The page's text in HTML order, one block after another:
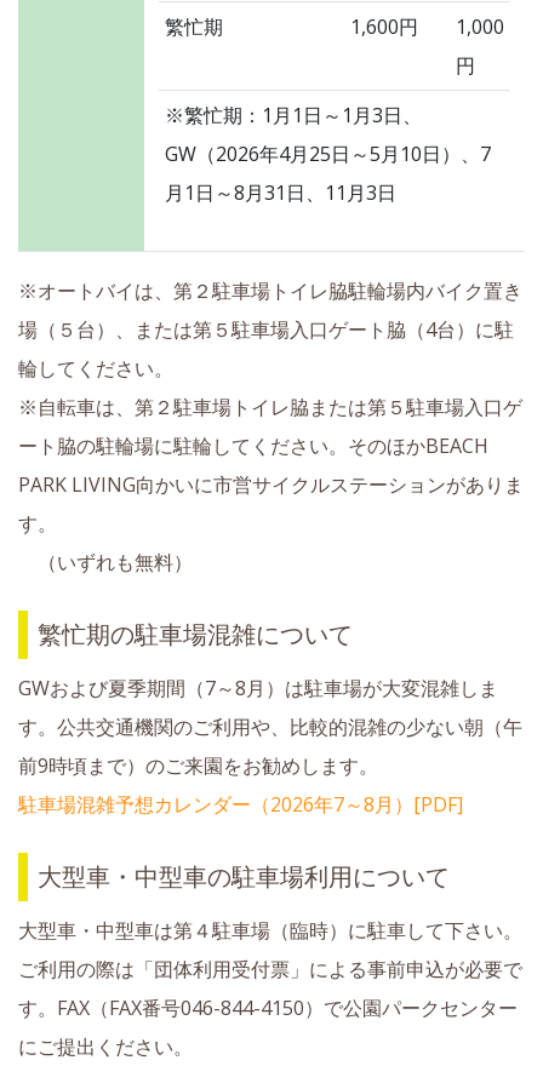
繁忙期
1,600円
1,000
円
※繁忙期：1月1日～1月3日、
GW（2026年4月25日～5月10日）、7
月1日～8月31日、11月3日
※オートバイは、第２駐車場トイレ脇駐輪場内バイク置き
場（５台）、または第５駐車場入口ゲート脇（4台）に駐
輪してください。
※自転車は、第２駐車場トイレ脇または第５駐車場入口ゲ
ート脇の駐輪場に駐輪してください。そのほかBEACH
PARK LIVING向かいに市営サイクルステーションがありま
す。
（いずれも無料）
繁忙期の駐車場混雑について
GWおよび夏季期間（7～8月）は駐車場が大変混雑しま
す。公共交通機関のご利用や、比較的混雑の少ない朝（午
前9時頃まで）のご来園をお勧めします。
駐車場混雑予想カレンダー（2026年7～8月）[PDF]
大型車・中型車の駐車場利用について
大型車・中型車は第４駐車場（臨時）に駐車して下さい。
ご利用の際は「団体利用受付票」による事前申込が必要で
す。FAX（FAX番号046-844-4150）で公園パークセンター
にご提出ください。